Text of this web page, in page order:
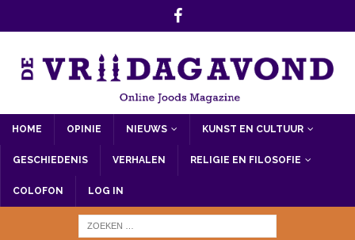
HOME OPINIE NIEUWS KUNST EN CULTUUR
GESCHIEDENIS VERHALEN RELIGIE EN FILOSOFIE
COLOFON LOG IN